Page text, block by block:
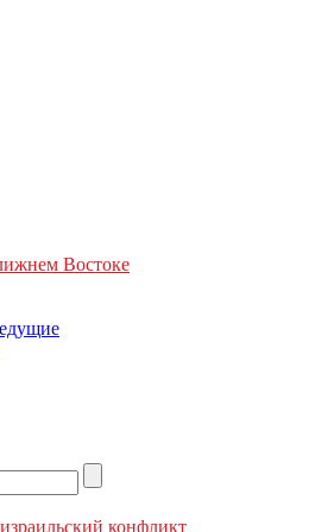
Востоке
конфликт